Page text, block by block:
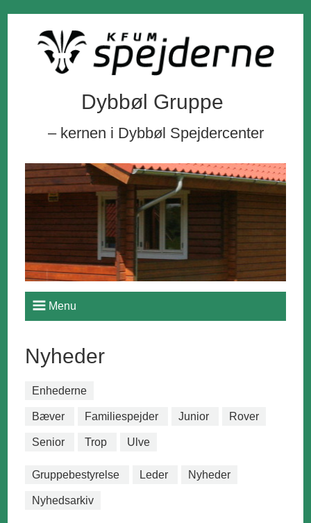
Dybbøl Gruppe
– kernen i Dybbøl Spejdercenter
Menu
Nyheder
Enhederne
Bæver Familiespejder Junior Rover
Senior Trop Ulve
Gruppebestyrelse Leder Nyheder
Nyhedsarkiv